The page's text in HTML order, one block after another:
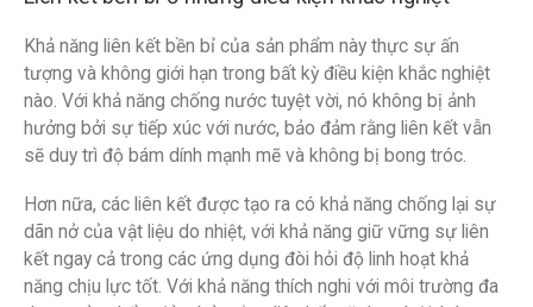
Khả năng liên kết bền bỉ của sản phẩm này thực sự ấn
tượng và không giới hạn trong bất kỳ điều kiện khắc nghiệt
nào. Với khả năng chống nước tuyệt vời, nó không bị ảnh
hưởng bởi sự tiếp xúc với nước, bảo đảm rằng liên kết vẫn
sẽ duy trì độ bám dính mạnh mẽ và không bị bong tróc.
Hơn nữa, các liên kết được tạo ra có khả năng chống lại sự
dãn nở của vật liệu do nhiệt, với khả năng giữ vững sự liên
kết ngay cả trong các ứng dụng đòi hỏi độ linh hoạt khả
năng chịu lực tốt. Với khả năng thích nghi với môi trường đa